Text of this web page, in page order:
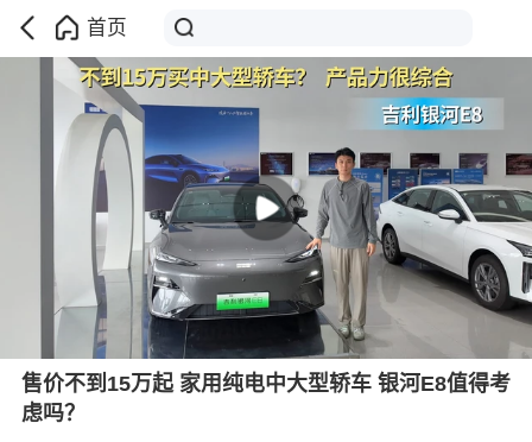
首页
售价不到15万起 家用纯电中大型轿车 银河E8值得考
虑吗？